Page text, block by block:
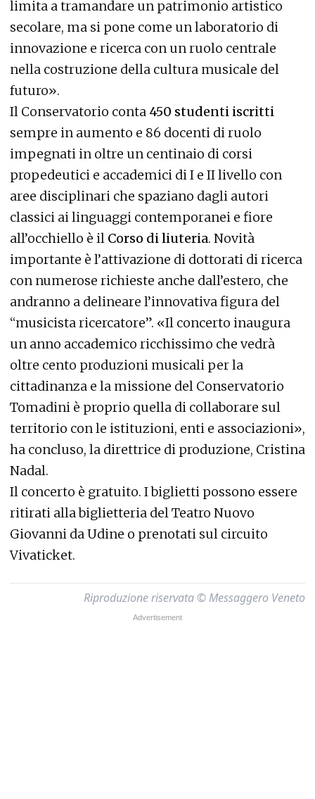
limita a tramandare un patrimonio artistico
secolare, ma si pone come un laboratorio di
innovazione e ricerca con un ruolo centrale
nella costruzione della cultura musicale del
futuro».
Il Conservatorio conta 450 studenti iscritti
sempre in aumento e 86 docenti di ruolo
impegnati in oltre un centinaio di corsi
propedeutici e accademici di I e II livello con
aree disciplinari che spaziano dagli autori
classici ai linguaggi contemporanei e fiore
all’occhiello è il Corso di liuteria. Novità
importante è l’attivazione di dottorati di ricerca
con numerose richieste anche dall’estero, che
andranno a delineare l’innovativa figura del
“musicista ricercatore”. «Il concerto inaugura
un anno accademico ricchissimo che vedrà
oltre cento produzioni musicali per la
cittadinanza e la missione del Conservatorio
Tomadini è proprio quella di collaborare sul
territorio con le istituzioni, enti e associazioni»,
ha concluso, la direttrice di produzione, Cristina
Nadal.
Il concerto è gratuito. I biglietti possono essere
ritirati alla biglietteria del Teatro Nuovo
Giovanni da Udine o prenotati sul circuito
Vivaticket.
Riproduzione riservata © Messaggero Veneto